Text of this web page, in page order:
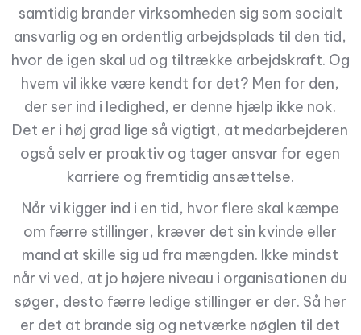
samtidig brander virksomheden sig som socialt
ansvarlig og en ordentlig arbejdsplads til den tid,
hvor de igen skal ud og tiltrække arbejdskraft. Og
hvem vil ikke være kendt for det? Men for den,
der ser ind i ledighed, er denne hjælp ikke nok.
Det er i høj grad lige så vigtigt, at medarbejderen
også selv er proaktiv og tager ansvar for egen
karriere og fremtidig ansættelse.
Når vi kigger ind i en tid, hvor flere skal kæmpe
om færre stillinger, kræver det sin kvinde eller
mand at skille sig ud fra mængden. Ikke mindst
når vi ved, at jo højere niveau i organisationen du
søger, desto færre ledige stillinger er der. Så her
er det at brande sig og netværke nøglen til det